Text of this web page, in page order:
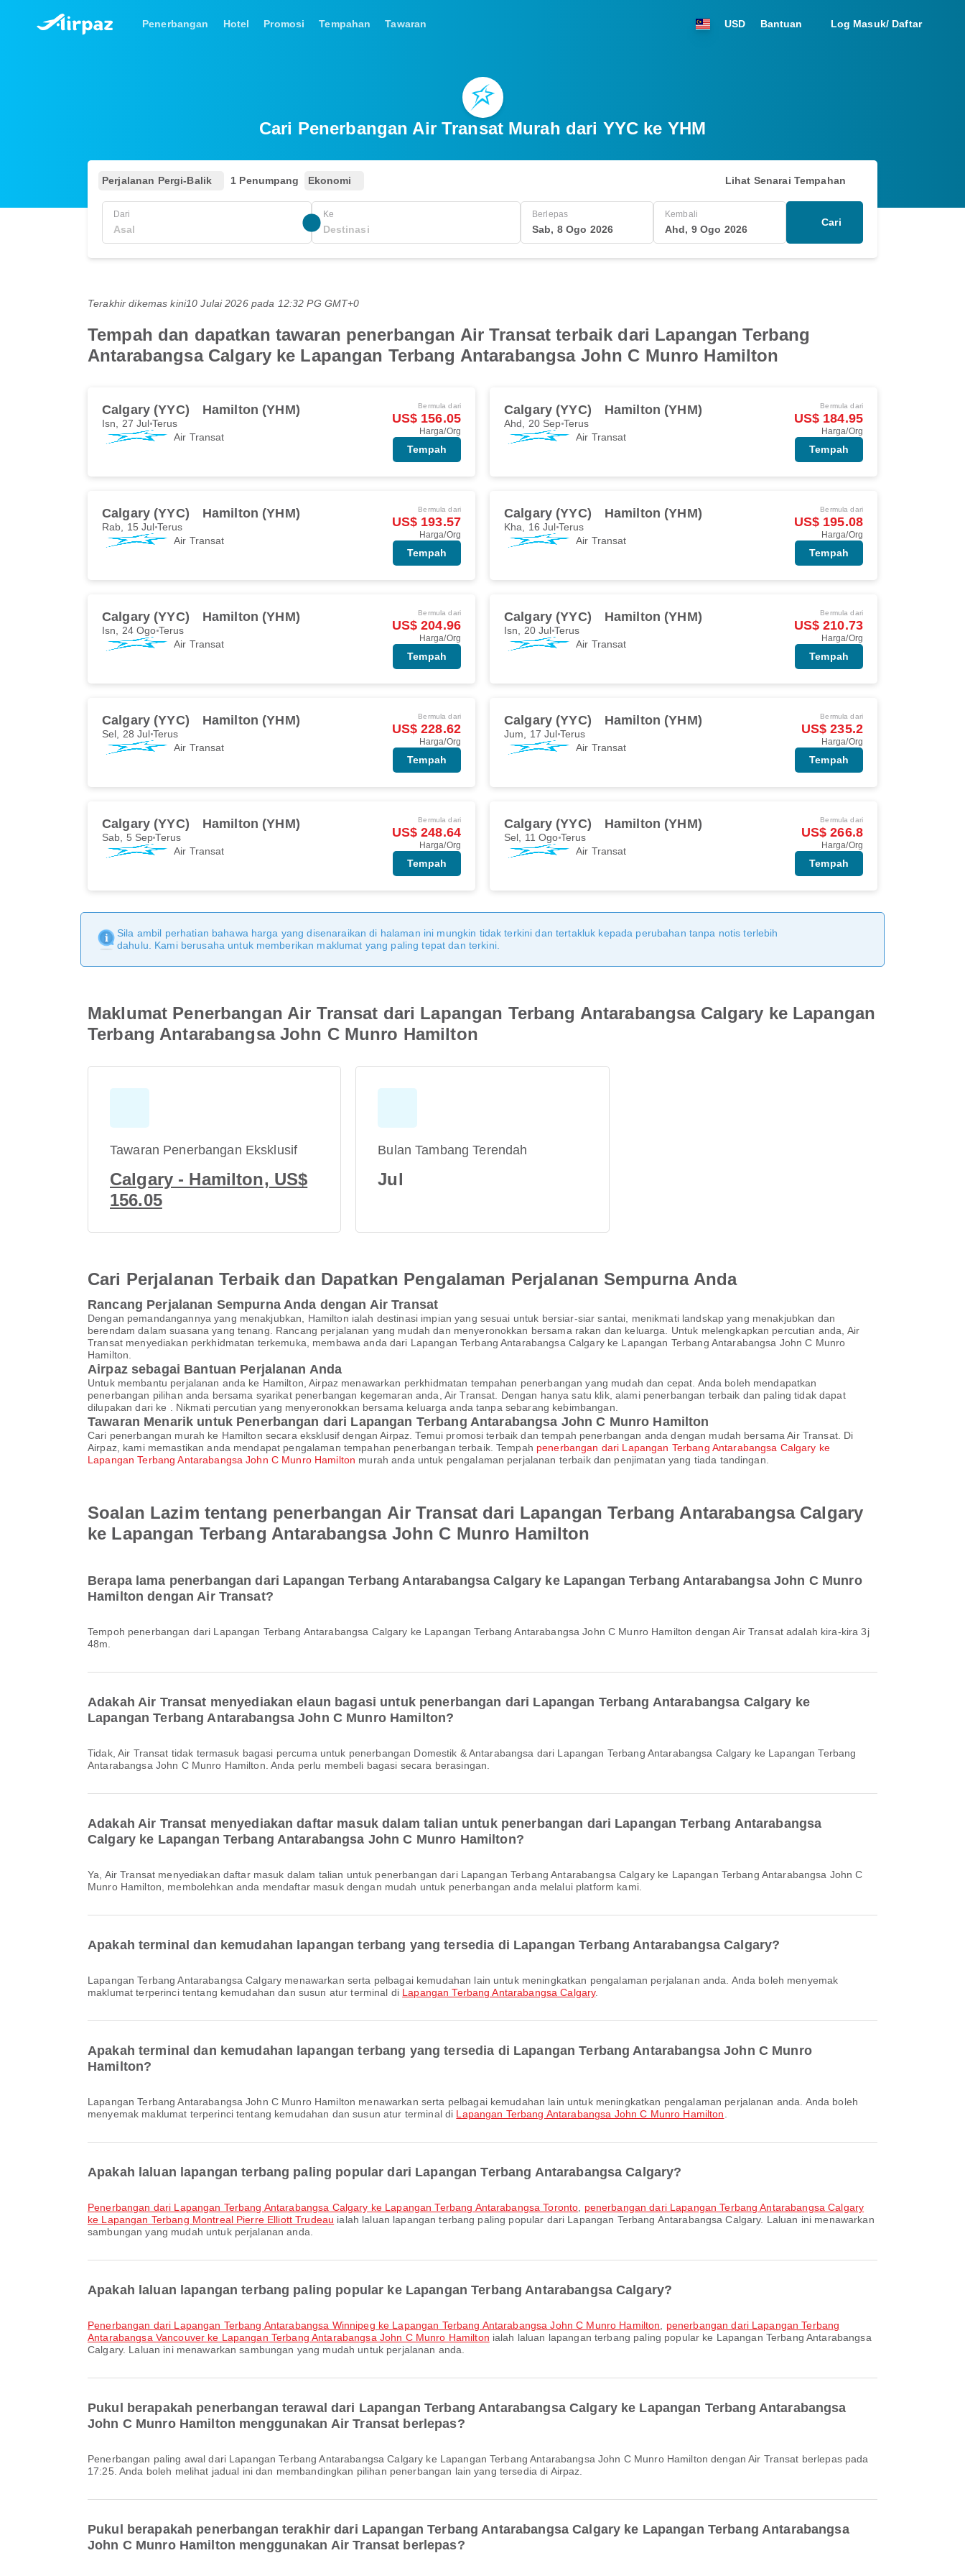
Penerbangan Hotel Promosi Tempahan Tawaran USD Bantuan Log Masuk/ Daftar
Cari Penerbangan Air Transat Murah dari YYC ke YHM
Perjalanan Pergi-Balik 1 Penumpang Ekonomi Lihat Senarai Tempahan
Dari Ke Berlepas
Sab, 8 Ogo 2026
Kembali
Ahd, 9 Ogo 2026
Cari
Terakhir dikemas kini10 Julai 2026 pada 12:32 PG GMT+0
Tempah dan dapatkan tawaran penerbangan Air Transat terbaik dari Lapangan Terbang
Antarabangsa Calgary ke Lapangan Terbang Antarabangsa John C Munro Hamilton
Calgary (YYC) Hamilton (YHM)
Isn, 27 Jul Terus
Air Transat
Bermula dari
US$ 156.05
Harga/Org
Tempah
Calgary (YYC) Hamilton (YHM)
Ahd, 20 Sep Terus
Air Transat
Bermula dari
US$ 184.95
Harga/Org
Tempah
Calgary (YYC) Hamilton (YHM)
Rab, 15 Jul Terus
Air Transat
Bermula dari
US$ 193.57
Harga/Org
Tempah
Calgary (YYC) Hamilton (YHM)
Kha, 16 Jul Terus
Air Transat
Bermula dari
US$ 195.08
Harga/Org
Tempah
Calgary (YYC) Hamilton (YHM)
Isn, 24 Ogo Terus
Air Transat
Bermula dari
US$ 204.96
Harga/Org
Tempah
Calgary (YYC) Hamilton (YHM)
Isn, 20 Jul Terus
Air Transat
Bermula dari
US$ 210.73
Harga/Org
Tempah
Calgary (YYC) Hamilton (YHM)
Sel, 28 Jul Terus
Air Transat
Bermula dari
US$ 228.62
Harga/Org
Tempah
Calgary (YYC) Hamilton (YHM)
Jum, 17 Jul Terus
Air Transat
Bermula dari
US$ 235.2
Harga/Org
Tempah
Calgary (YYC) Hamilton (YHM)
Sab, 5 SepTerus
Air Transat
Bermula dari
US$ 248.64
Harga/Org
Tempah
Calgary (YYC) Hamilton (YHM)
Sel, 11 Ogo Terus
Air Transat
Bermula dari
US$ 266.8
Harga/Org
Tempah
Sila ambil perhatian bahawa harga yang disenaraikan di halaman ini mungkin tidak terkini dan tertakluk kepada perubahan tanpa notis terlebih
dahulu. Kami berusaha untuk memberikan maklumat yang paling tepat dan terkini.
Maklumat Penerbangan Air Transat dari Lapangan Terbang Antarabangsa Calgary ke Lapangan
Terbang Antarabangsa John C Munro Hamilton
Tawaran Penerbangan Eksklusif
Calgary - Hamilton, US$
156.05
Bulan Tambang Terendah
Jul
Cari Perjalanan Terbaik dan Dapatkan Pengalaman Perjalanan Sempurna Anda
Rancang Perjalanan Sempurna Anda dengan Air Transat
Dengan pemandangannya yang menakjubkan, Hamilton ialah destinasi impian yang sesuai untuk bersiar-siar santai, menikmati landskap yang menakjubkan dan
berendam dalam suasana yang tenang. Rancang perjalanan yang mudah dan menyeronokkan bersama rakan dan keluarga. Untuk melengkapkan percutian anda, Air
Transat menyediakan perkhidmatan terkemuka, membawa anda dari Lapangan Terbang Antarabangsa Calgary ke Lapangan Terbang Antarabangsa John C Munro
Hamilton.
Airpaz sebagai Bantuan Perjalanan Anda
Untuk membantu perjalanan anda ke Hamilton, Airpaz menawarkan perkhidmatan tempahan penerbangan yang mudah dan cepat. Anda boleh mendapatkan
penerbangan pilihan anda bersama syarikat penerbangan kegemaran anda, Air Transat. Dengan hanya satu klik, alami penerbangan terbaik dan paling tidak dapat
dilupakan dari ke . Nikmati percutian yang menyeronokkan bersama keluarga anda tanpa sebarang kebimbangan.
Tawaran Menarik untuk Penerbangan dari Lapangan Terbang Antarabangsa John C Munro Hamilton
Cari penerbangan murah ke Hamilton secara eksklusif dengan Airpaz. Temui promosi terbaik dan tempah penerbangan anda dengan mudah bersama Air Transat. Di
Airpaz, kami memastikan anda mendapat pengalaman tempahan penerbangan terbaik. Tempah penerbangan dari Lapangan Terbang Antarabangsa Calgary ke
Lapangan Terbang Antarabangsa John C Munro Hamilton murah anda untuk pengalaman perjalanan terbaik dan penjimatan yang tiada tandingan.
Soalan Lazim tentang penerbangan Air Transat dari Lapangan Terbang Antarabangsa Calgary
ke Lapangan Terbang Antarabangsa John C Munro Hamilton
Berapa lama penerbangan dari Lapangan Terbang Antarabangsa Calgary ke Lapangan Terbang Antarabangsa John C Munro
Hamilton dengan Air Transat?
Tempoh penerbangan dari Lapangan Terbang Antarabangsa Calgary ke Lapangan Terbang Antarabangsa John C Munro Hamilton dengan Air Transat adalah kira-kira 3j
48m.
Adakah Air Transat menyediakan elaun bagasi untuk penerbangan dari Lapangan Terbang Antarabangsa Calgary ke
Lapangan Terbang Antarabangsa John C Munro Hamilton?
Tidak, Air Transat tidak termasuk bagasi percuma untuk penerbangan Domestik & Antarabangsa dari Lapangan Terbang Antarabangsa Calgary ke Lapangan Terbang
Antarabangsa John C Munro Hamilton. Anda perlu membeli bagasi secara berasingan.
Adakah Air Transat menyediakan daftar masuk dalam talian untuk penerbangan dari Lapangan Terbang Antarabangsa
Calgary ke Lapangan Terbang Antarabangsa John C Munro Hamilton?
Ya, Air Transat menyediakan daftar masuk dalam talian untuk penerbangan dari Lapangan Terbang Antarabangsa Calgary ke Lapangan Terbang Antarabangsa John C
Munro Hamilton, membolehkan anda mendaftar masuk dengan mudah untuk penerbangan anda melalui platform kami.
Apakah terminal dan kemudahan lapangan terbang yang tersedia di Lapangan Terbang Antarabangsa Calgary?
Lapangan Terbang Antarabangsa Calgary menawarkan serta pelbagai kemudahan lain untuk meningkatkan pengalaman perjalanan anda. Anda boleh menyemak
maklumat terperinci tentang kemudahan dan susun atur terminal di Lapangan Terbang Antarabangsa Calgary.
Apakah terminal dan kemudahan lapangan terbang yang tersedia di Lapangan Terbang Antarabangsa John C Munro
Hamilton?
Lapangan Terbang Antarabangsa John C Munro Hamilton menawarkan serta pelbagai kemudahan lain untuk meningkatkan pengalaman perjalanan anda. Anda boleh
menyemak maklumat terperinci tentang kemudahan dan susun atur terminal di Lapangan Terbang Antarabangsa John C Munro Hamilton
Apakah laluan lapangan terbang paling popular dari Lapangan Terbang Antarabangsa Calgary?
penerbangan dari Lapangan Terbang Antarabangsa Calgary ke Lapangan Terbang Antarabangsa Toronto
penerbangan dari Lapangan Terbang Antarabangsa Calgary
ke Lapangan Terbang Montreal Pierre Elliott Trudeau ialah laluan lapangan terbang paling popular dari Lapangan Terbang Antarabangsa Calgary. Laluan ini menawarkan
sambungan yang mudah untuk perjalanan anda.
Apakah laluan lapangan terbang paling popular ke Lapangan Terbang Antarabangsa Calgary?
penerbangan dari Lapangan Terbang Antarabangsa Winnipeg ke Lapangan Terbang Antarabangsa John C Munro Hamilton
penerbangan dari Lapangan Terbang
Antarabangsa Vancouver ke Lapangan Terbang Antarabangsa John C Munro Hamilton ialah laluan lapangan terbang paling popular ke Lapangan Terbang Antarabangsa
Calgary. Laluan ini menawarkan sambungan yang mudah untuk perjalanan anda.
Pukul berapakah penerbangan terawal dari Lapangan Terbang Antarabangsa Calgary ke Lapangan Terbang Antarabangsa
John C Munro Hamilton menggunakan Air Transat berlepas?
Penerbangan paling awal dari Lapangan Terbang Antarabangsa Calgary ke Lapangan Terbang Antarabangsa John C Munro Hamilton dengan Air Transat berlepas pada
17:25. Anda boleh melihat jadual ini dan membandingkan pilihan penerbangan lain yang tersedia di Airpaz.
Pukul berapakah penerbangan terakhir dari Lapangan Terbang Antarabangsa Calgary ke Lapangan Terbang Antarabangsa
John C Munro Hamilton menggunakan Air Transat berlepas?